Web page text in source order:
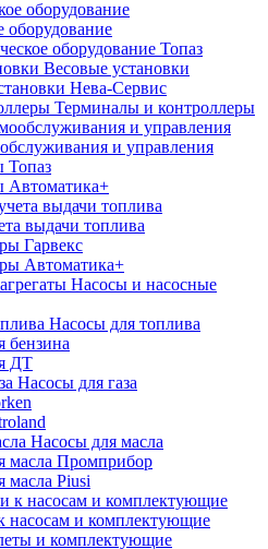
оборудование
оборудование Топаз
Весовые установки
Нева-Сервис
Терминалы и контроллеры
и управления
Топаз
Автоматика+
выдачи топлива
Гарвекс
Автоматика+
Насосы и насосные
Насосы для топлива
бензина
ДТ
Насосы для газа
Насосы для масла
масла Промприбор
масла Piusi
насосам и комплектующие